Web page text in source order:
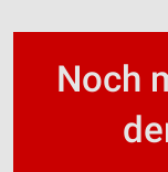
Noch